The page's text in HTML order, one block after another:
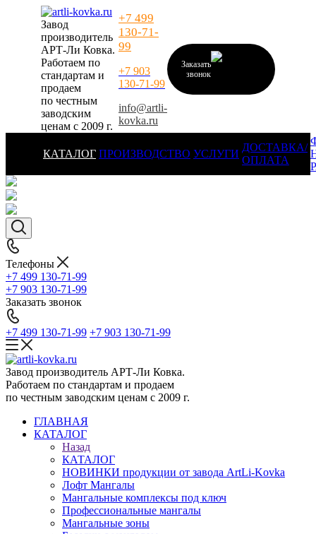
Завод
производитель
АРТ-Ли Ковка.
Работаем по
стандартам и
продаем
по честным
заводским
ценам с 2009 г.
+7 499
130-71-
99
+7 903
130-71-99
info@artli-
kovka.ru
Заказать
звонок
КАТАЛОГ ПРОИЗВОДСТВО УСЛУГИ
ДОСТАВКА/
ОПЛАТА
Телефоны
+7 499 130-71-99
+7 903 130-71-99
Заказать звонок
+7 499 130-71-99 +7 903 130-71-99
Завод производитель АРТ-Ли Ковка.
Работаем по стандартам и продаем
по честным заводским ценам с 2009 г.
ГЛАВНАЯ
КАТАЛОГ
Назад
КАТАЛОГ
НОВИНКИ продукции от завода ArtLi-Kovka
Лофт Мангалы
Мангальные комплексы под ключ
Профессиональные мангалы
Мангальные зоны